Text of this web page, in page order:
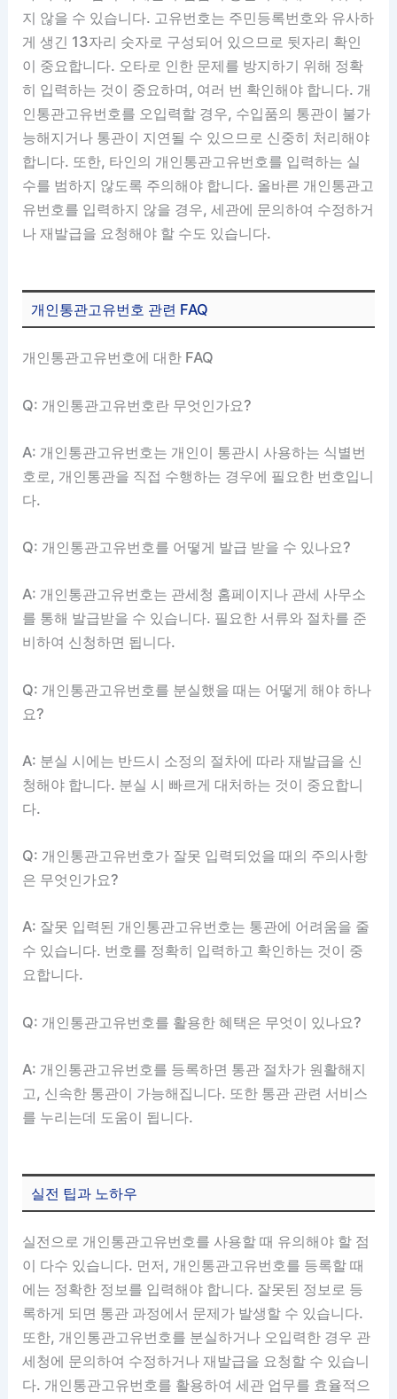
지 않을 수 있습니다. 고유번호는 주민등록번호와 유사하
게 생긴 13자리 숫자로 구성되어 있으므로 뒷자리 확인
이 중요합니다. 오타로 인한 문제를 방지하기 위해 정확
히 입력하는 것이 중요하며, 여러 번 확인해야 합니다. 개
인통관고유번호를 오입력할 경우, 수입품의 통관이 불가
능해지거나 통관이 지연될 수 있으므로 신중히 처리해야
합니다. 또한, 타인의 개인통관고유번호를 입력하는 실
수를 범하지 않도록 주의해야 합니다. 올바른 개인통관고
유번호를 입력하지 않을 경우, 세관에 문의하여 수정하거
나 재발급을 요청해야 할 수도 있습니다.
개인통관고유번호 관련 FAQ
개인통관고유번호에 대한 FAQ
Q: 개인통관고유번호란 무엇인가요?
A: 개인통관고유번호는 개인이 통관시 사용하는 식별번
호로, 개인통관을 직접 수행하는 경우에 필요한 번호입니
다.
Q: 개인통관고유번호를 어떻게 발급 받을 수 있나요?
A: 개인통관고유번호는 관세청 홈페이지나 관세 사무소
를 통해 발급받을 수 있습니다. 필요한 서류와 절차를 준
비하여 신청하면 됩니다.
Q: 개인통관고유번호를 분실했을 때는 어떻게 해야 하나
요?
A: 분실 시에는 반드시 소정의 절차에 따라 재발급을 신
청해야 합니다. 분실 시 빠르게 대처하는 것이 중요합니
다.
Q: 개인통관고유번호가 잘못 입력되었을 때의 주의사항
은 무엇인가요?
A: 잘못 입력된 개인통관고유번호는 통관에 어려움을 줄
수 있습니다. 번호를 정확히 입력하고 확인하는 것이 중
요합니다.
Q: 개인통관고유번호를 활용한 혜택은 무엇이 있나요?
A: 개인통관고유번호를 등록하면 통관 절차가 원활해지
고, 신속한 통관이 가능해집니다. 또한 통관 관련 서비스
를 누리는데 도움이 됩니다.
실전 팁과 노하우
실전으로 개인통관고유번호를 사용할 때 유의해야 할 점
이 다수 있습니다. 먼저, 개인통관고유번호를 등록할 때
에는 정확한 정보를 입력해야 합니다. 잘못된 정보로 등
록하게 되면 통관 과정에서 문제가 발생할 수 있습니다.
또한, 개인통관고유번호를 분실하거나 오입력한 경우 관
세청에 문의하여 수정하거나 재발급을 요청할 수 있습니
다. 개인통관고유번호를 활용하여 세관 업무를 효율적으